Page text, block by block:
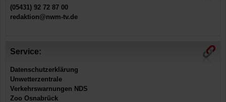
(05431) 92 72 87 00
redaktion@nwm-tv.de
Service:
Datenschutzerklärung
Unwetterzentrale
Verkehrswarnungen NDS
Zoo Osnabrück